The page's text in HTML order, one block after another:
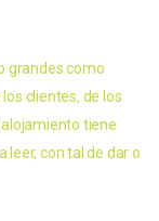
grandes como
clientes, de los
tiene
leer, con tal de dar o